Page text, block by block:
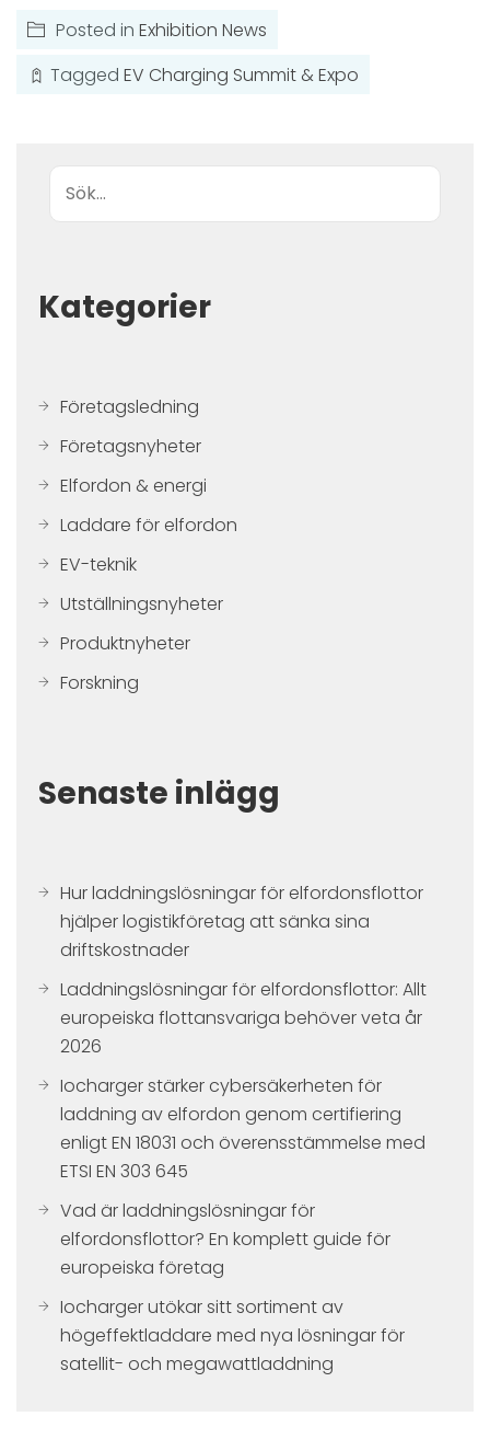
Posted in Exhibition News
Tagged EV Charging Summit & Expo
Sök
Kategorier
Företagsledning
Företagsnyheter
Elfordon & energi
Laddare för elfordon
EV-teknik
Utställningsnyheter
Produktnyheter
Forskning
Senaste inlägg
Hur laddningslösningar för elfordonsflottor
hjälper logistikföretag att sänka sina
driftskostnader
Laddningslösningar för elfordonsflottor: Allt
europeiska flottansvariga behöver veta år
2026
Iocharger stärker cybersäkerheten för
laddning av elfordon genom certifiering
enligt EN 18031 och överensstämmelse med
ETSI EN 303 645
Vad är laddningslösningar för
elfordonsflottor? En komplett guide för
europeiska företag
Iocharger utökar sitt sortiment av
högeffektladdare med nya lösningar för
satellit- och megawattladdning